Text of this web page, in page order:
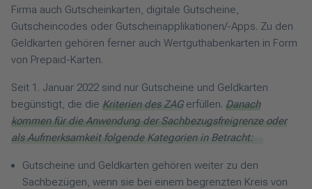
Firma auch Gutscheinkarten, digitale Gutscheine,
Gutscheincodes oder Gutscheinapplikationen/-Apps. Zu den
Geldkarten gehören ferner auch Wertguthabenkarten in Form
von Prepaid-Karten.
Seit 1. Januar 2022 sind nur Gutscheine und Geldkarten
begünstigt, die die Kriterien des ZAGerfüllen. Danach
kommen für die Anwendung der Sachbezugsfreigrenze oder
als Aufmerksamkeit folgende Kategorien in Betracht:
Gutscheine und Geldkarten gehören weiter zu den
Sachbezügen, wenn sie bei einem begrenzten Kreis von